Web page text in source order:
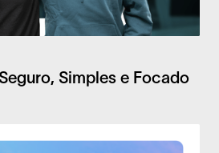
Simples e Focado